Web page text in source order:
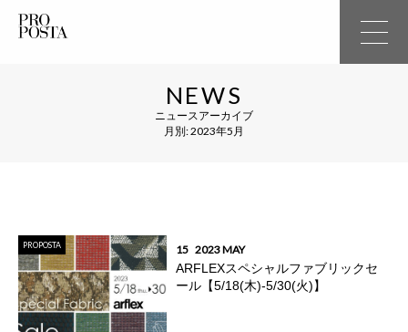
NEWS
ニュースアーカイブ
月別: 2023年5月
PROPOSTA 15 2023 MAY
ARFLEXスペシャルファブリックセ
ール【5/18(木)-5/30(火)】